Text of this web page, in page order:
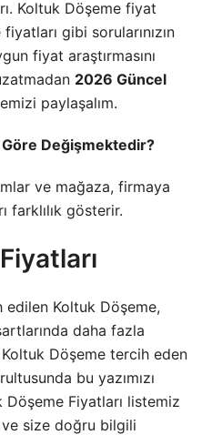
Koltuk Döşeme fiyat
gibi sorularınızın
fiyat araştırmasını
2026 Güncel
paylaşalım.
Göre Değişmektedir?
ve mağaza, firmaya
farklılık gösterir.
edilen Koltuk Döşeme,
daha fazla
Döşeme tercih eden
bu yazımızı
Fiyatları listemiz
ve size doğru bilgili